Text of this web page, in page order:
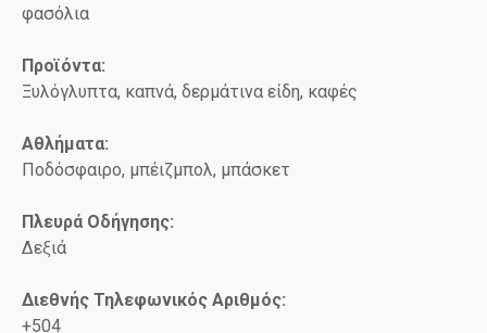
φασόλια
Προϊόντα:
Ξυλόγλυπτα, καπνά, δερμάτινα είδη, καφές
Αθλήματα:
Ποδόσφαιρο, μπέιζμπολ, μπάσκετ
Πλευρά Οδήγησης:
Δεξιά
Διεθνής Τηλεφωνικός Αριθμός:
+504